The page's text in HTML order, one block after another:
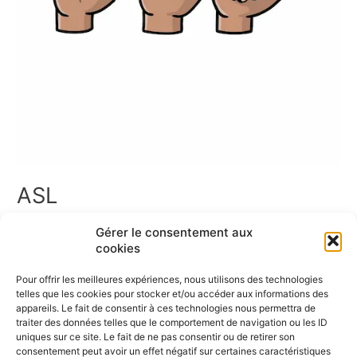
Gérer le consentement aux
cookies
Pour offrir les meilleures expériences, nous utilisons des technologies
telles que les cookies pour stocker et/ou accéder aux informations des
appareils. Le fait de consentir à ces technologies nous permettra de
traiter des données telles que le comportement de navigation ou les ID
uniques sur ce site. Le fait de ne pas consentir ou de retirer son
consentement peut avoir un effet négatif sur certaines caractéristiques
ASL
ASL – American Sign Language Bienvenue dans l’espace ASL
! Vous trouverez ici un ensemble de ressources en Langue
thématiques, des jeux de cartes, des mémoris, des dominos,
ainsi que des vidéos pour apprendre et pratiquer les signes liés
à la langue des signes américaine. Bonne exploration […]
Lire la suite »